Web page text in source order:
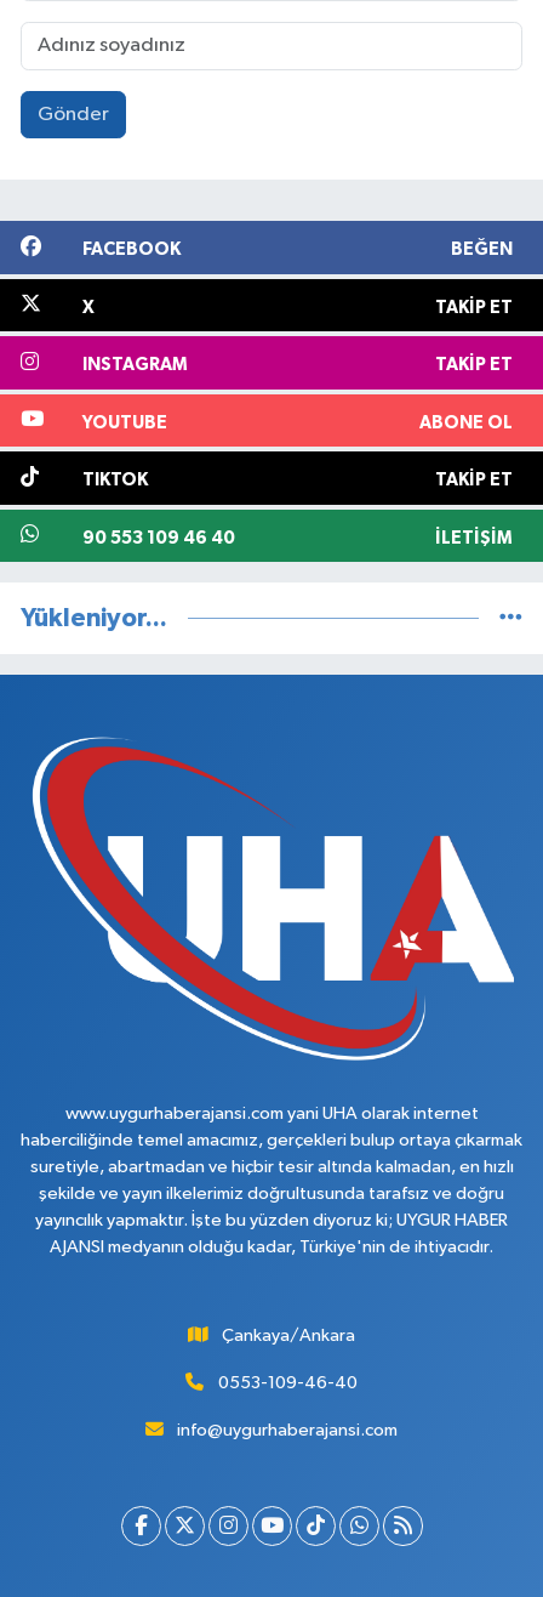
Gönder
FACEBOOK BEĞEN
X TAKIP ET
INSTAGRAM TAKIP ET
YOUTUBE ABONE OL
TIKTOK TAKIP ET
90 553 109 46 40 İLETIŞIM
Yükleniyor...
www.uygurhaberajansi.com yani UHA olarak internet
haberciliğinde temel amacımız, gerçekleri bulup ortaya çıkarmak
suretiyle, abartmadan ve hiçbir tesir altında kalmadan, en hızlı
şekilde ve yayın ilkelerimiz doğrultusunda tarafsız ve doğru
yayıncılık yapmaktır. İşte bu yüzden diyoruz ki; UYGUR HABER
AJANSI medyanın olduğu kadar, Türkiye'nin de ihtiyacıdır.
Çankaya/Ankara
0553-109-46-40
info@uygurhaberajansi.com